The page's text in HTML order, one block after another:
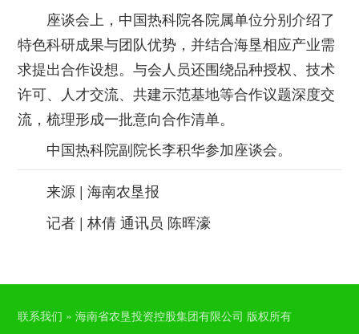
座谈会上，中国热科院各院属单位分别介绍了
特色科研成果与团队优势，并结合海垦相应产业需
求提出合作设想。与会人员还围绕品种授权、技术
许可、人才交流、共建示范基地等合作议题深度交
流，梳理形成一批意向合作清单。
中国热科院副院长李积华参加座谈会。
来源 | 海南农垦报
记者 | 林倩 通讯员 陈晖濠
联系我们 » 海南省农垦投资控股集团有限公司 版权所有